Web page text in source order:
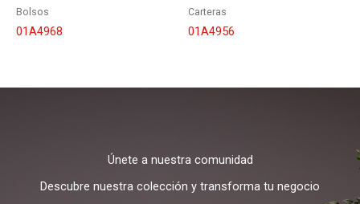
Bolsos
01A4968
Carteras
01A4956
Únete a nuestra comunidad
Descubre nuestra colección y transforma tu negocio